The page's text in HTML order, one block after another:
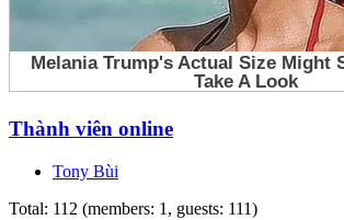
Thành viên online
Tony Bùi
Total: 112 (members: 1, guests: 111)